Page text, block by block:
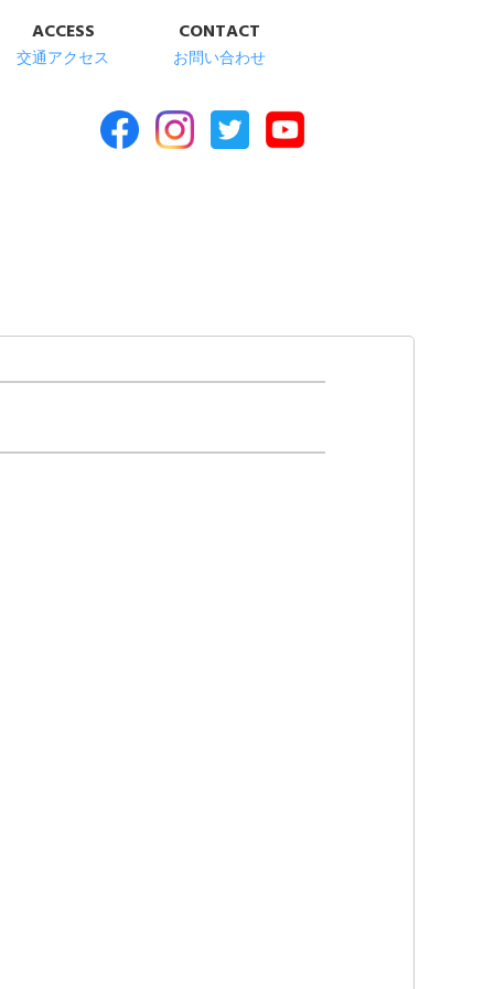
ACCESS
交通アクセス
CONTACT
お問い合わせ
福祉施設 清華苑